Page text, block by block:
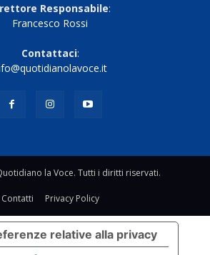
Responsabile:
Francesco Rossi
Contattaci:
la Voce. Tutti i diritti riservati.
Contatti Privacy Policy
relative alla privacy